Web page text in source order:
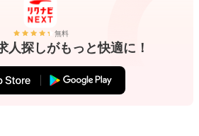
無料
人探しがもっと快適に！